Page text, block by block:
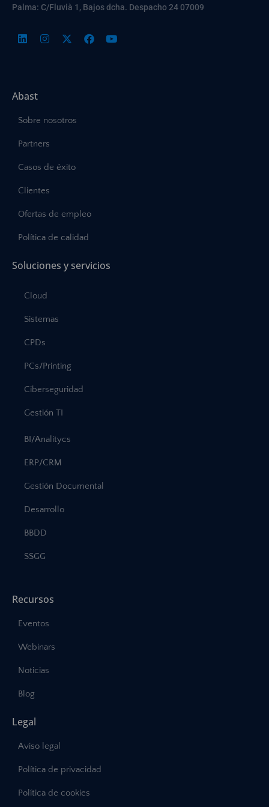
Palma: C/Fluvià 1, Bajos dcha. Despacho 24 07009
Abast
Sobre nosotros
Partners
Casos de éxito
Clientes
Ofertas de empleo
Política de calidad
Soluciones y servicios
Cloud
Sistemas
CPDs
PCs/Printing
Ciberseguridad
Gestión TI
BI/Analitycs
ERP/CRM
Gestión Documental
Desarrollo
BBDD
SSGG
Recursos
Eventos
Webinars
Noticias
Blog
Legal
Aviso legal
Política de privacidad
Política de cookies